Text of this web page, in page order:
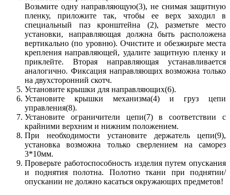
Возьмите одну направляющую(3), не снимая защитную
пленку, приложите так, чтобы ее верх заходил в
специальный паз кронштейна (2), разметьте место
установки, направляющая должна быть расположена
вертикально (по уровню). Очистите и обезжирьте места
крепления направляющей, удалите защитную пленку и
приклейте. Вторая направляющая устанавливается
аналогично. Фиксация направляющих возможна только
на двухсторонний скотч.
Установите крышки для направляющих(6).
Установите крышки механизма(4) и груз цепи
управления(8).
Установите ограничители цепи(7) в соответствии с
крайними верхним и нижним положением.
При необходимости установите держатель цепи(9),
установка возможна только сверлением на саморез
3*10мм.
Проверьте работоспособность изделия путем опускания
и поднятия полотна. Полотно ткани при поднятии/
опускании не должно касаться окружающих предметов!